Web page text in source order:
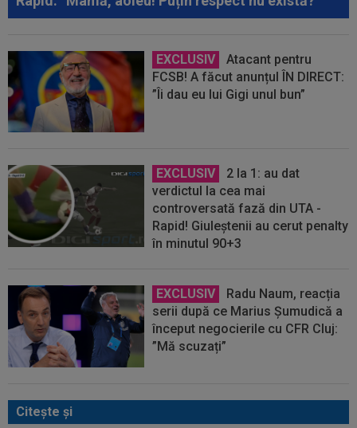
EXCLUSIV
Atacant pentru
FCSB! A făcut anunțul ÎN DIRECT:
”Îi dau eu lui Gigi unul bun”
EXCLUSIV
2 la 1: au dat
verdictul la cea mai
controversată fază din UTA -
Rapid! Giuleștenii au cerut penalty
în minutul 90+3
EXCLUSIV
Radu Naum, reacția
serii după ce Marius Șumudică a
început negocierile cu CFR Cluj:
”Mă scuzați”
Citeşte şi